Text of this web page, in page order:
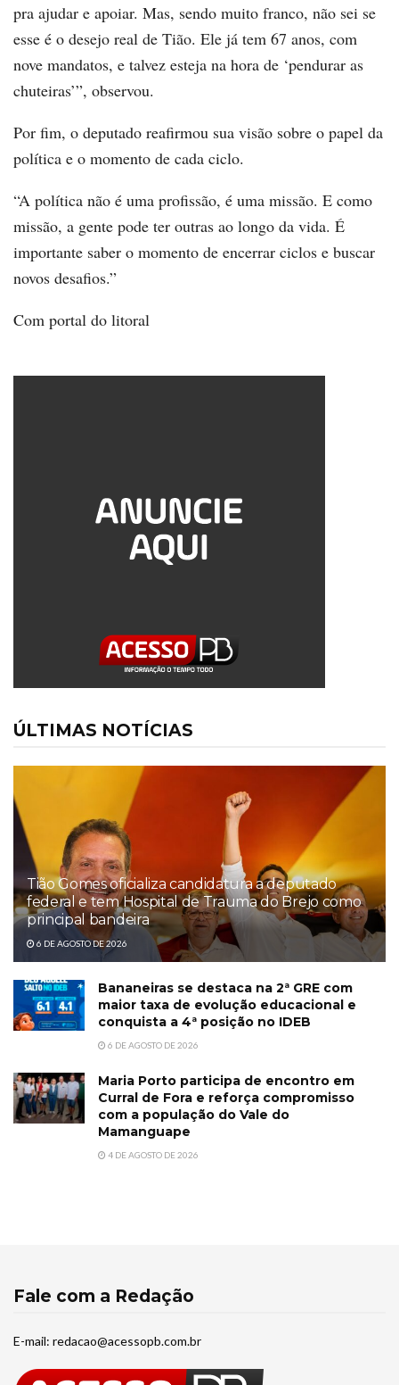
pra ajudar e apoiar. Mas, sendo muito franco, não sei se
esse é o desejo real de Tião. Ele já tem 67 anos, com
nove mandatos, e talvez esteja na hora de ‘pendurar as
chuteiras’”, observou.
Por fim, o deputado reafirmou sua visão sobre o papel da
política e o momento de cada ciclo.
“A política não é uma profissão, é uma missão. E como
missão, a gente pode ter outras ao longo da vida. É
importante saber o momento de encerrar ciclos e buscar
novos desafios.”
Com portal do litoral
ÚLTIMAS NOTÍCIAS
Tião Gomes oficializa candidatura a deputado
federal e tem Hospital de Trauma do Brejo como
principal bandeira
6 DE AGOSTO DE 2026
Bananeiras se destaca na 2ª GRE com
maior taxa de evolução educacional e
conquista a 4ª posição no IDEB
6 DE AGOSTO DE 2026
Maria Porto participa de encontro em
Curral de Fora e reforça compromisso
com a população do Vale do
Mamanguape
4 DE AGOSTO DE 2026
Fale com a Redação
E-mail: redacao@acessopb.com.br